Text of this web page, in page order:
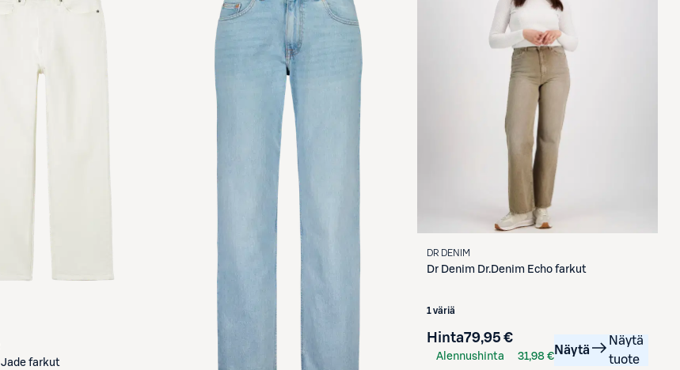
Jade farkut
DR DENIM
Dr Denim Dr.Denim Echo farkut
1 väriä
Hinta79,95 €
Alennushinta
31,98 € Näytä
Näytä
tuote